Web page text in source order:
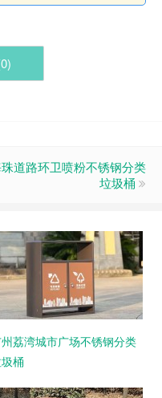
0)
道路环卫喷粉不锈钢分类
垃圾桶
荔湾城市广场不锈钢分类
桶